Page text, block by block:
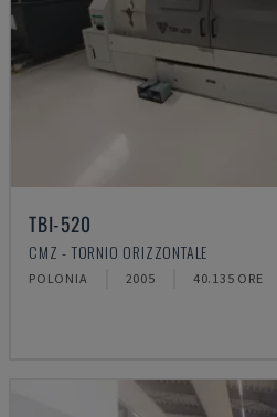
TBI-520
CMZ - TORNIO ORIZZONTALE
POLONIA 2005 40.135 ORE